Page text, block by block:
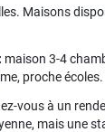
Maisons
maison 3-4
proche
vous à un
mais une